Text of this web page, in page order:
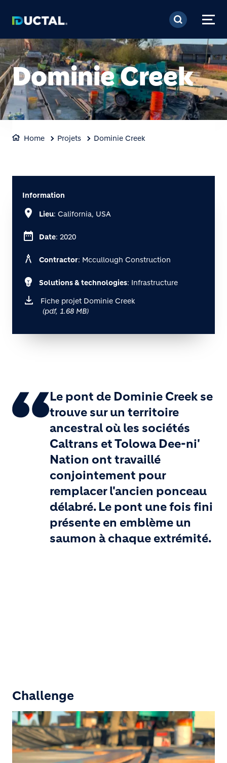
Aller au contenu
Home Projets Dominie Creek
Dominie Creek
Information
location_on Lieu: California, USA
date_range Date: 2020
architecture Contractor: Mccullough Construction
emoji_objects Solutions & technologies: Infrastructure
Fiche projet Dominie Creek
(pdf, 1.68 MB)
Le pont de Dominie Creek se
trouve sur un territoire
ancestral où les sociétés
Caltrans et Tolowa Dee-ni'
Nation ont travaillé
conjointement pour
remplacer l'ancien ponceau
délabré. Le pont une fois fini
présente en emblème un
saumon à chaque extrémité.
Challenge